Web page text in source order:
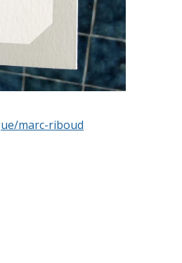
marc-riboud